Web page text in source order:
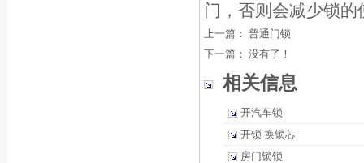
门，否则会减少锁的
上一篇： 普通门锁
下一篇： 没有了！
相关信息
开汽车锁
开锁 换锁芯
房门锁锁